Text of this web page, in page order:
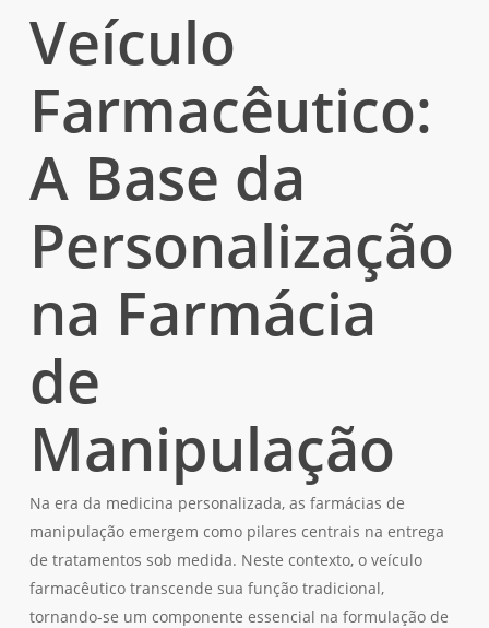
Veículo
Farmacêutico:
A Base da
Personalização
na Farmácia
de
Manipulação
Na era da medicina personalizada, as farmácias de
manipulação emergem como pilares centrais na entrega
de tratamentos sob medida. Neste contexto, o veículo
farmacêutico transcende sua função tradicional,
tornando-se um componente essencial na formulação de